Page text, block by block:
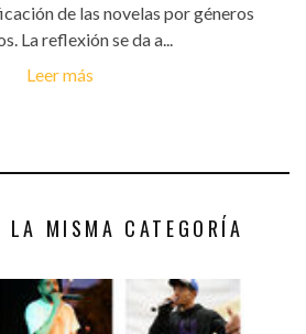
de las novelas por géneros
La reflexión se da a...
Leer más
LA MISMA CATEGORÍA